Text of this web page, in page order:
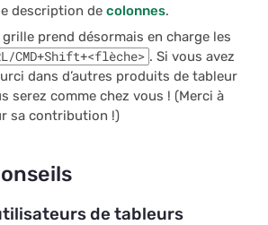
description decolonnes.
prend désormais en charge les
CMD+Shift+<flèche> . Si vous avez
dans d’autres produits de tableur
serez comme chez vous ! (Merci à
sa contribution !)
de tableurs